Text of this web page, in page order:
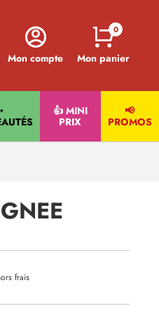
Mon compte Mon panier
0
👍 MINI
PRIX
📢
PROMOS
frais